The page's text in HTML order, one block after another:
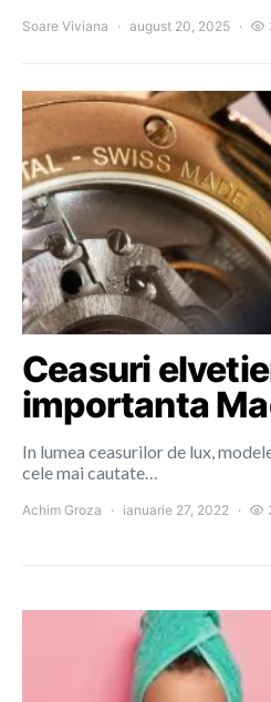
Soare Viviana august 20, 2025
Ceasuri
importanta
In lumea ceasurilor de lux,
cele mai cautate…
Achim Groza ianuarie 27, 2022